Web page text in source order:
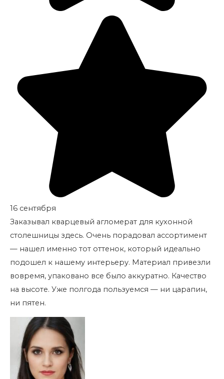
16 сентября
Заказывал кварцевый агломерат для кухонной
столешницы здесь. Очень порадовал ассортимент
— нашел именно тот оттенок, который идеально
подошел к нашему интерьеру. Материал привезли
вовремя, упаковано все было аккуратно. Качество
на высоте. Уже полгода пользуемся — ни царапин,
ни пятен.